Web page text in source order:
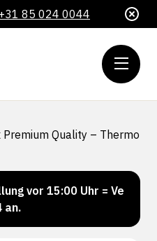
+31 85 024 0044
Quality – Thermo
vor 15:00 Uhr = Versand